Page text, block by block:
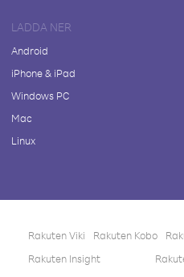
LADDA NER
Android
iPhone & iPad
Windows PC
Mac
Linux
Rakuten Viki Rakuten Kobo
Rakuten Insight